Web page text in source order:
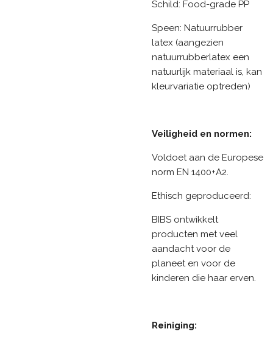
Schild: Food-grade PP
Speen: Natuurrubber
latex (aangezien
natuurrubberlatex een
natuurlijk materiaal is, kan
kleurvariatie optreden)
Veiligheid en normen:
Voldoet aan de Europese
norm EN 1400+A2.
Ethisch geproduceerd:
BIBS ontwikkelt
producten met veel
aandacht voor de
planeet en voor de
kinderen die haar erven.
Reiniging: